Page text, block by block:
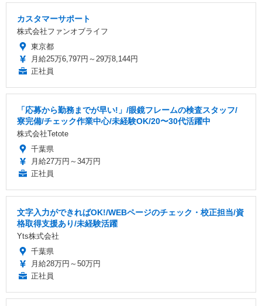
カスタマーサポート
株式会社ファンオブライフ
東京都
月給25万6,797円～29万8,144円
正社員
「応募から勤務までが早い!」/眼鏡フレームの検査スタッフ/
寮完備/チェック作業中心/未経験OK/20〜30代活躍中
株式会社Tetote
千葉県
月給27万円～34万円
正社員
文字入力ができればOK!/WEBページのチェック・校正担当/資
格取得支援あり/未経験活躍
Yts株式会社
千葉県
月給28万円～50万円
正社員